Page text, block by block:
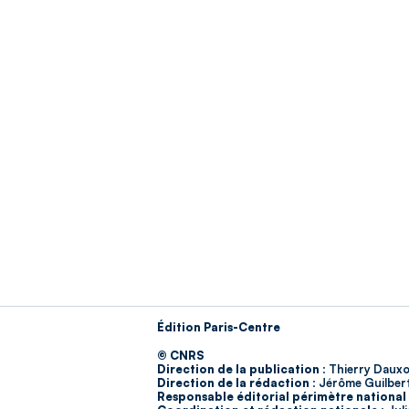
Édition Paris-Centre
© CNRS
Direction de la publication : Thierry
Direction de la rédaction : Jérôme
Responsable éditorial périmètre national